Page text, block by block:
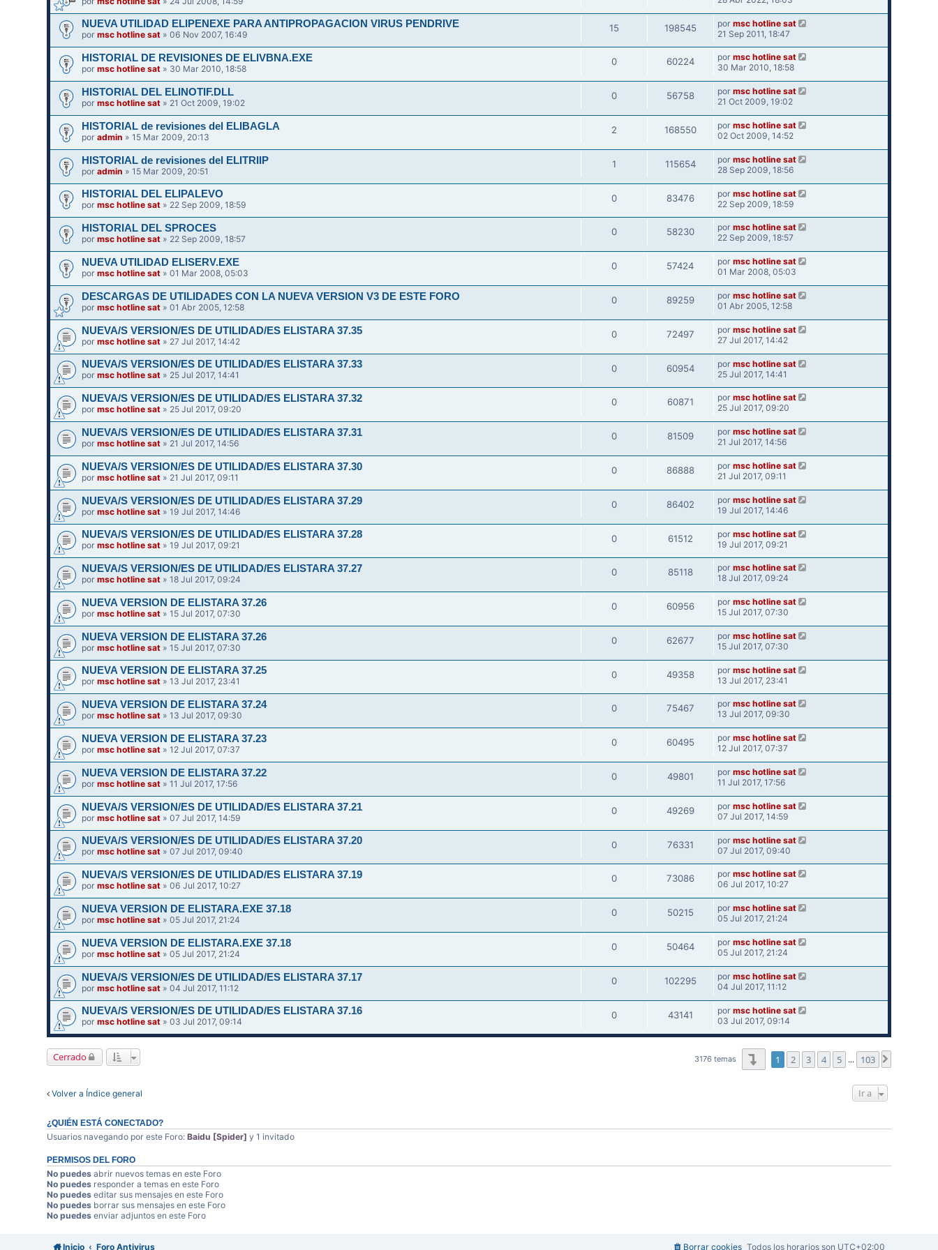
NUEVA UTILIDAD ELIPENEXE PARA ANTIPROPAGACION VIRUS PENDRIVE
pormsc hotline sat » 06 Nov 2007, 16:49
15 198545 por msc hotline sat
21 Sep 2011, 18:47
HISTORIAL DE REVISIONES DE ELIVBNA.EXE
pormsc hotline sat » 30 Mar 2010, 18:58
0 60224 por msc hotline sat
30 Mar 2010, 18:58
HISTORIAL DEL ELINOTIF.DLL
pormsc hotline sat » 21 Oct 2009, 19:02
0 56758 por msc hotline sat
21 Oct 2009, 19:02
HISTORIAL de revisiones del ELIBAGLA
poradmin » 15 Mar 2009, 20:13
2 168550 por msc hotline sat
02 Oct 2009, 14:52
HISTORIAL de revisiones del ELITRIIP
poradmin » 15 Mar 2009, 20:51
1 115654 por msc hotline sat
28 Sep 2009, 18:56
HISTORIAL DEL ELIPALEVO
pormsc hotline sat » 22 Sep 2009, 18:59
0 83476 por msc hotline sat
22 Sep 2009, 18:59
HISTORIAL DEL SPROCES
pormsc hotline sat » 22 Sep 2009, 18:57
0 58230 por msc hotline sat
22 Sep 2009, 18:57
NUEVA UTILIDAD ELISERV.EXE
pormsc hotline sat » 01 Mar 2008, 05:03
0 57424 por msc hotline sat
01 Mar 2008, 05:03
DESCARGAS DE UTILIDADES CON LA NUEVA VERSION V3 DE ESTE FORO
pormsc hotline sat » 01 Abr 2005, 12:58
0 89259 por msc hotline sat
01 Abr 2005, 12:58
NUEVA/S VERSION/ES DE UTILIDAD/ES ELISTARA 37.35
pormsc hotline sat » 27 Jul 2017, 14:42
0 72497 por msc hotline sat
27 Jul 2017, 14:42
NUEVA/S VERSION/ES DE UTILIDAD/ES ELISTARA 37.33
pormsc hotline sat » 25 Jul 2017, 14:41
0 60954 por msc hotline sat
25 Jul 2017, 14:41
NUEVA/S VERSION/ES DE UTILIDAD/ES ELISTARA 37.32
pormsc hotline sat » 25 Jul 2017, 09:20
0 60871 por msc hotline sat
25 Jul 2017, 09:20
NUEVA/S VERSION/ES DE UTILIDAD/ES ELISTARA 37.31
pormsc hotline sat » 21 Jul 2017, 14:56
0 81509 por msc hotline sat
21 Jul 2017, 14:56
NUEVA/S VERSION/ES DE UTILIDAD/ES ELISTARA 37.30
pormsc hotline sat » 21 Jul 2017, 09:11
0 86888 por msc hotline sat
21 Jul 2017, 09:11
NUEVA/S VERSION/ES DE UTILIDAD/ES ELISTARA 37.29
pormsc hotline sat » 19 Jul 2017, 14:46
0 86402 por msc hotline sat
19 Jul 2017, 14:46
NUEVA/S VERSION/ES DE UTILIDAD/ES ELISTARA 37.28
pormsc hotline sat » 19 Jul 2017, 09:21
0 61512 por msc hotline sat
19 Jul 2017, 09:21
NUEVA/S VERSION/ES DE UTILIDAD/ES ELISTARA 37.27
pormsc hotline sat » 18 Jul 2017, 09:24
0 85118 por msc hotline sat
18 Jul 2017, 09:24
NUEVA VERSION DE ELISTARA 37.26
pormsc hotline sat » 15 Jul 2017, 07:30
0 60956 por msc hotline sat
15 Jul 2017, 07:30
NUEVA VERSION DE ELISTARA 37.26
pormsc hotline sat » 15 Jul 2017, 07:30
0 62677 por msc hotline sat
15 Jul 2017, 07:30
NUEVA VERSION DE ELISTARA 37.25
pormsc hotline sat » 13 Jul 2017, 23:41
0 49358 por msc hotline sat
13 Jul 2017, 23:41
NUEVA VERSION DE ELISTARA 37.24
pormsc hotline sat » 13 Jul 2017, 09:30
0 75467 por msc hotline sat
13 Jul 2017, 09:30
NUEVA VERSION DE ELISTARA 37.23
pormsc hotline sat » 12 Jul 2017, 07:37
0 60495 por msc hotline sat
12 Jul 2017, 07:37
NUEVA VERSION DE ELISTARA 37.22
pormsc hotline sat » 11 Jul 2017, 17:56
0 49801 por msc hotline sat
11 Jul 2017, 17:56
NUEVA/S VERSION/ES DE UTILIDAD/ES ELISTARA 37.21
pormsc hotline sat » 07 Jul 2017, 14:59
0 49269 por msc hotline sat
07 Jul 2017, 14:59
NUEVA/S VERSION/ES DE UTILIDAD/ES ELISTARA 37.20
pormsc hotline sat » 07 Jul 2017, 09:40
0 76331 por msc hotline sat
07 Jul 2017, 09:40
NUEVA/S VERSION/ES DE UTILIDAD/ES ELISTARA 37.19
pormsc hotline sat » 06 Jul 2017, 10:27
0 73086 por msc hotline sat
06 Jul 2017, 10:27
NUEVA VERSION DE ELISTARA.EXE 37.18
pormsc hotline sat » 05 Jul 2017, 21:24
0 50215 por msc hotline sat
05 Jul 2017, 21:24
NUEVA VERSION DE ELISTARA.EXE 37.18
pormsc hotline sat » 05 Jul 2017, 21:24
0 50464 por msc hotline sat
05 Jul 2017, 21:24
NUEVA/S VERSION/ES DE UTILIDAD/ES ELISTARA 37.17
pormsc hotline sat » 04 Jul 2017, 11:12
0 102295 por msc hotline sat
04 Jul 2017, 11:12
NUEVA/S VERSION/ES DE UTILIDAD/ES ELISTARA 37.16
pormsc hotline sat » 03 Jul 2017, 09:14
0 43141 por msc hotline sat
03 Jul 2017, 09:14
Cerrado 3176 temas Página1 de 103
1 2 3 4 5 … 103
Volver a Índice general Ir a
¿QUIÉN ESTÁ CONECTADO?
Usuarios navegando por este Foro:Baidu [Spider] y 1 invitado
PERMISOS DEL FORO
No puedes abrir nuevos temas en este Foro
No puedes responder a temas en este Foro
No puedes editar sus mensajes en este Foro
No puedes borrar sus mensajes en este Foro
No puedes enviar adjuntos en este Foro
Inicio Foro Antivirus Todos los horarios son UTC+02:00
Borrar cookies